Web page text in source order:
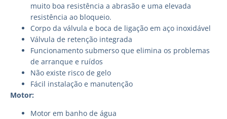
muito boa resistência a abrasão e uma elevada
resistência ao bloqueio.
Corpo da válvula e boca de ligação em aço inoxidável
Válvula de retenção integrada
Funcionamento submerso que elimina os problemas
de arranque e ruídos
Não existe risco de gelo
Fácil instalação e manutenção
Motor:
Motor em banho de água